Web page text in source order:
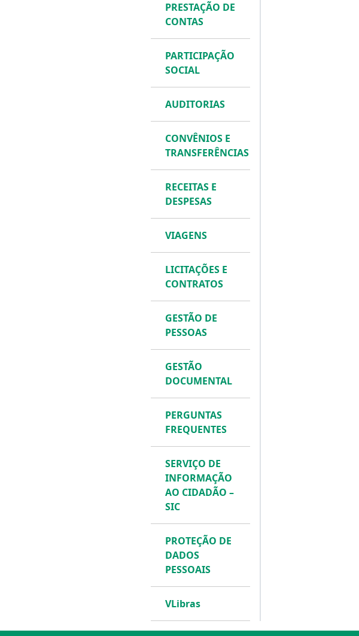
PRESTAÇÃO DE
CONTAS
PARTICIPAÇÃO
SOCIAL
AUDITORIAS
CONVÊNIOS E
TRANSFERÊNCIAS
RECEITAS E
DESPESAS
VIAGENS
LICITAÇÕES E
CONTRATOS
GESTÃO DE
PESSOAS
GESTÃO
DOCUMENTAL
PERGUNTAS
FREQUENTES
SERVIÇO DE
INFORMAÇÃO
AO CIDADÃO –
SIC
PROTEÇÃO DE
DADOS
PESSOAIS
VLibras